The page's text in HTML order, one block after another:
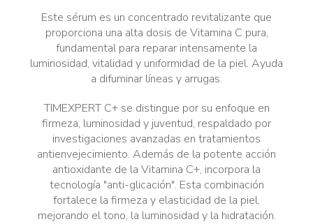
Este sérum es un concentrado revitalizante que
proporciona una alta dosis de Vitamina C pura,
fundamental para reparar intensamente la
luminosidad, vitalidad y uniformidad de la piel. Ayuda
a difuminar líneas y arrugas.
TIMEXPERT C+ se distingue por su enfoque en
firmeza, luminosidad y juventud, respaldado por
investigaciones avanzadas en tratamientos
antienvejecimiento. Además de la potente acción
antioxidante de la Vitamina C+, incorpora la
tecnología "anti-glicación". Esta combinación
fortalece la firmeza y elasticidad de la piel,
mejorando el tono, la luminosidad y la hidratación.